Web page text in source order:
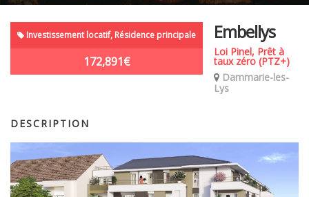
Investissement locatif, Résidence principale
172,891€
Embellys
Loi Pinel, Prêt à
taux zéro (PTZ+)
Dammarie-les-
Lys
DESCRIPTION